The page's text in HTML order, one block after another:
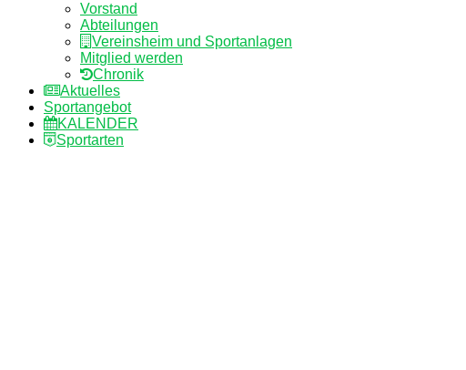
Vorstand
Abteilungen
Vereinsheim und Sportanlagen
Mitglied werden
Chronik
Aktuelles
Sportangebot
KALENDER
Sportarten